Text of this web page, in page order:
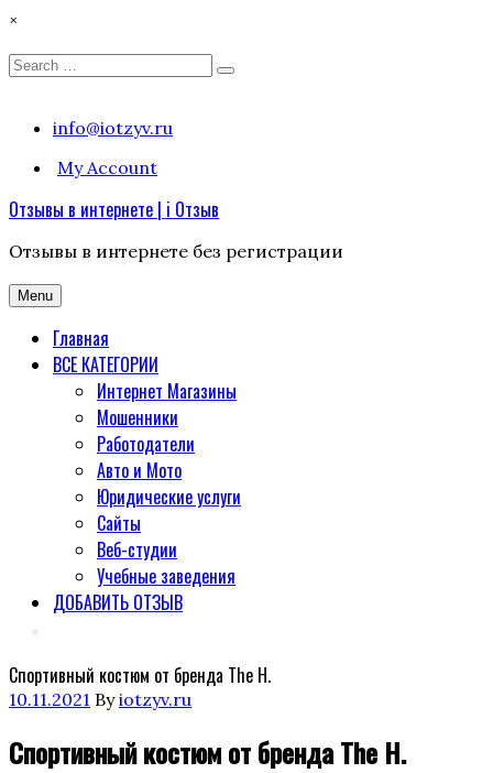
×
Search
Search
Skip
content
info@iotzyv.ru
My Account
Отзывы в интернете | i Отзыв
Отзывы в интернете без регистрации
Menu
Главная
ВСЕ КАТЕГОРИИ
Интернет Магазины
Мошенники
Работодатели
Авто и Мото
Юридические услуги
Сайты
Веб-студии
Учебные заведения
ДОБАВИТЬ ОТЗЫВ
Спортивный костюм от бренда The H.
Posted
10.11.2021 Byiotzyv.ru
Спортивный костюм от бренда The H.